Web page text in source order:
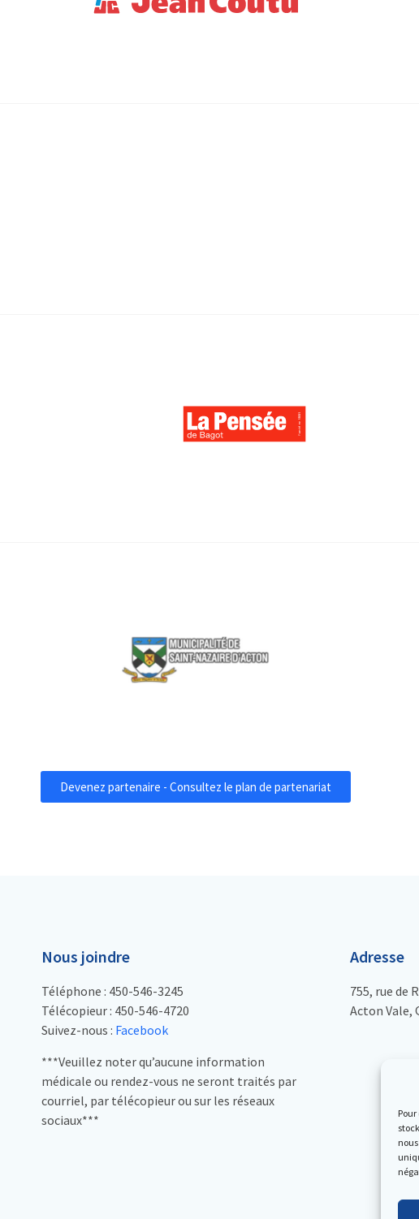
Devenez partenaire - Consultez le plan de partenariat
Nous joindre
Téléphone : 450-546-3245
Télécopieur : 450-546-4720
Suivez-nous : Facebook
***Veuillez noter qu’aucune information
médicale ou rendez-vous ne seront traités par
courriel, par télécopieur ou sur les réseaux
sociaux***
Adresse
755, rue de
Acton Vale,